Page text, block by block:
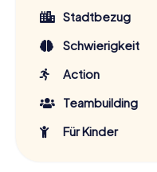
Stadtbezug
Schwierigkeit
Action
Teambuilding
Für Kinder